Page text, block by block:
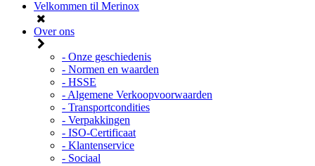
Velkommen til Merinox
Over ons
- Onze geschiedenis
- Normen en waarden
- HSSE
- Algemene Verkoopvoorwaarden
- Transportcondities
- Verpakkingen
- ISO-Certificaat
- Klantenservice
- Sociaal